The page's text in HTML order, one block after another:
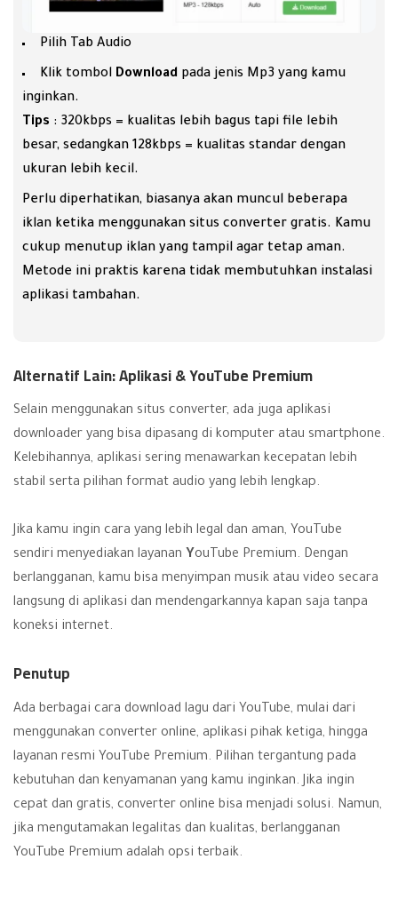
Pilih Tab Audio
Klik tombol Download pada jenis Mp3 yang kamu
inginkan.
Tips : 320kbps = kualitas lebih bagus tapi file lebih
besar, sedangkan 128kbps = kualitas standar dengan
ukuran lebih kecil.
Perlu diperhatikan, biasanya akan muncul beberapa
iklan ketika menggunakan situs converter gratis. Kamu
cukup menutup iklan yang tampil agar tetap aman.
Metode ini praktis karena tidak membutuhkan instalasi
aplikasi tambahan.
Alternatif Lain: Aplikasi & YouTube Premium
Selain menggunakan situs converter, ada juga aplikasi
downloader yang bisa dipasang di komputer atau smartphone.
Kelebihannya, aplikasi sering menawarkan kecepatan lebih
stabil serta pilihan format audio yang lebih lengkap.
Jika kamu ingin cara yang lebih legal dan aman, YouTube
sendiri menyediakan layanan YouTube Premium. Dengan
berlangganan, kamu bisa menyimpan musik atau video secara
langsung di aplikasi dan mendengarkannya kapan saja tanpa
koneksi internet.
Penutup
Ada berbagai cara download lagu dari YouTube, mulai dari
menggunakan converter online, aplikasi pihak ketiga, hingga
layanan resmi YouTube Premium. Pilihan tergantung pada
kebutuhan dan kenyamanan yang kamu inginkan. Jika ingin
cepat dan gratis, converter online bisa menjadi solusi. Namun,
jika mengutamakan legalitas dan kualitas, berlangganan
YouTube Premium adalah opsi terbaik.